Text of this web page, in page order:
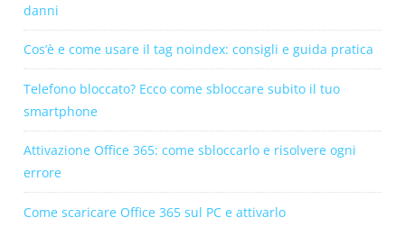
danni
Cos’è e come usare il tag noindex: consigli e guida pratica
Telefono bloccato? Ecco come sbloccare subito il tuo
smartphone
Attivazione Office 365: come sbloccarlo e risolvere ogni
errore
Come scaricare Office 365 sul PC e attivarlo